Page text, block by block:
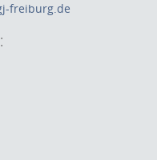
freiburg.de